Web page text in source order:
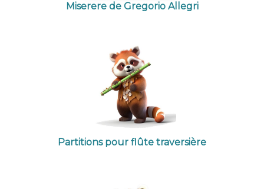
Miserere de Gregorio Allegri
Partitions pour flûte traversière